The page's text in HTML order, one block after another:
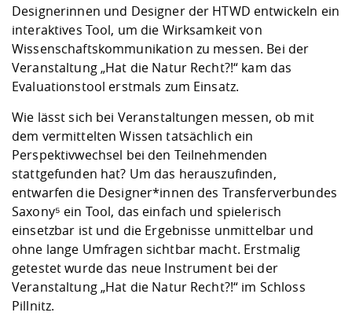
Vorbereitung
Studien- und
und Physik
Digitales Lernen
Fremdsprachen
Jobs, Praktika,
Studieren in
Lebenslagen
Studentenwerk
Angebote der
Arbeit
Career Service
Lehren,
Weiterbilden im
Formulare und
Internationale
Formulare und
FIS -
Prototyping und
Kooperationen
Kontakt &
Klimaschutz &
Förderverein
Gremien und
Informatik/
Landbau/
Maschinenbau
Angebote für Unternehmen
Kontakt und Anfahrt
Qualitätssicherung
Designerinnen und Designer der HTWD entwickeln ein
interaktives Tool, um die Wirksamkeit von
Wissenschaftskommunikation zu messen. Bei der
Veranstaltung „Hat die Natur Recht?!“ kam das
Evaluationstool erstmals zum Einsatz.
Wie lässt sich bei Veranstaltungen messen, ob mit
dem vermittelten Wissen tatsächlich ein
Perspektivwechsel bei den Teilnehmenden
stattgefunden hat? Um das herauszufinden,
entwarfen die Designer*innen des Transferverbundes
Saxony⁵ ein Tool, das einfach und spielerisch
einsetzbar ist und die Ergebnisse unmittelbar und
ohne lange Umfragen sichtbar macht. Erstmalig
getestet wurde das neue Instrument bei der
Veranstaltung „Hat die Natur Recht?!“ im Schloss
Pillnitz.